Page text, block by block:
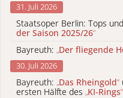
31. Juli 2026
Staatsoper Berlin: Tops
der Saison 2025/26“
Bayreuth: „Der fliegende
30. Juli 2026
Bayreuth: „Das Rheingold“
ersten Hälfte des „KI-Rings“